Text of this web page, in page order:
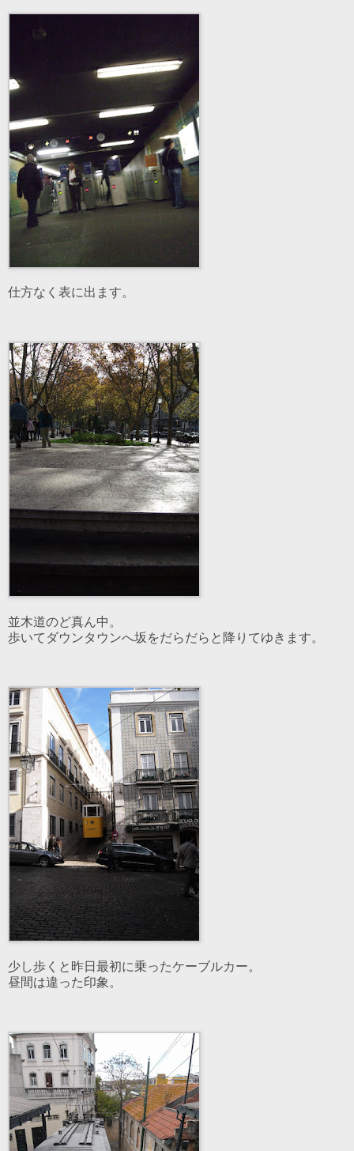
仕方なく表に出ます。
並木道のど真ん中。
歩いてダウンタウンへ坂をだらだらと降りてゆきます。
少し歩くと昨日最初に乗ったケーブルカー。
昼間は違った印象。